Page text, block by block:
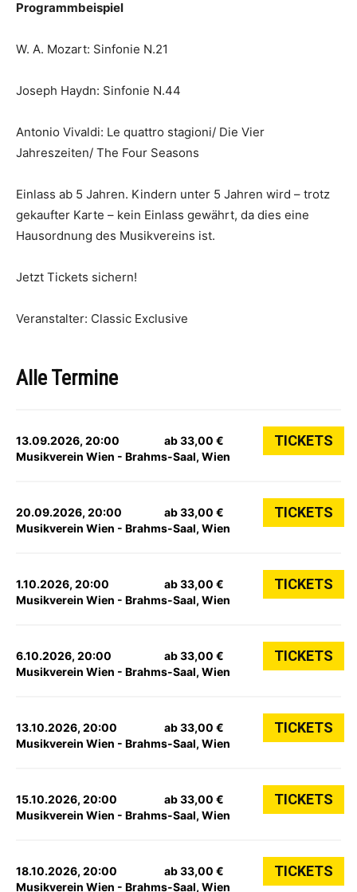
Programmbeispiel
W. A. Mozart: Sinfonie N.21
Joseph Haydn: Sinfonie N.44
Antonio Vivaldi: Le quattro stagioni/ Die Vier
Jahreszeiten/ The Four Seasons
Einlass ab 5 Jahren. Kindern unter 5 Jahren wird – trotz
gekaufter Karte – kein Einlass gewährt, da dies eine
Hausordnung des Musikvereins ist.
Jetzt Tickets sichern!
Veranstalter: Classic Exclusive
Alle Termine
13.09.2026, 20:00
Musikverein Wien - Brahms-Saal, Wien
ab 33,00 € TICKETS
20.09.2026, 20:00
Musikverein Wien - Brahms-Saal, Wien
ab 33,00 € TICKETS
1.10.2026, 20:00
Musikverein Wien - Brahms-Saal, Wien
ab 33,00 € TICKETS
6.10.2026, 20:00
Musikverein Wien - Brahms-Saal, Wien
ab 33,00 € TICKETS
13.10.2026, 20:00
Musikverein Wien - Brahms-Saal, Wien
ab 33,00 € TICKETS
15.10.2026, 20:00
Musikverein Wien - Brahms-Saal, Wien
ab 33,00 € TICKETS
18.10.2026, 20:00
Musikverein Wien - Brahms-Saal, Wien
ab 33,00 € TICKETS